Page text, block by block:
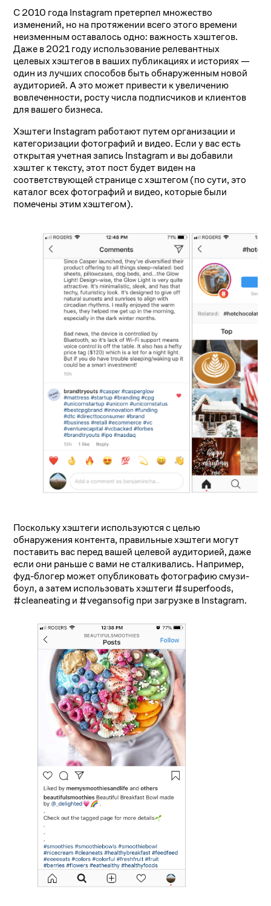
С 2010 года Instagram претерпел множество
изменений, но на протяжении всего этого времени
неизменным оставалось одно: важность хэштегов.
Даже в 2021 году использование релевантных
целевых хэштегов в ваших публикациях и историях —
один из лучших способов быть обнаруженным новой
аудиторией. А это может привести к увеличению
вовлеченности, росту числа подписчиков и клиентов
для вашего бизнеса.
Хэштеги Instagram работают путем организации и
категоризации фотографий и видео. Если у вас есть
открытая учетная запись Instagram и вы добавили
хэштег к тексту, этот пост будет виден на
соответствующей странице с хэштегом (по сути, это
каталог всех фотографий и видео, которые были
помечены этим хэштегом).
Поскольку хэштеги используются с целью
обнаружения контента, правильные хэштеги могут
поставить вас перед вашей целевой аудиторией, даже
если они раньше с вами не сталкивались. Например,
фуд-блогер может опубликовать фотографию смузи-
боул, а затем использовать хэштеги #superfoods,
#cleaneating и #vegansofig при загрузке в Instagram.